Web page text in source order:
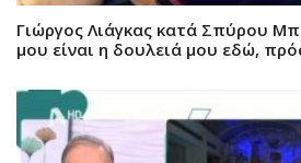
Γιώργος Λιάγκας κατά Σπύρου
μου είναι η δουλειά μου εδώ,